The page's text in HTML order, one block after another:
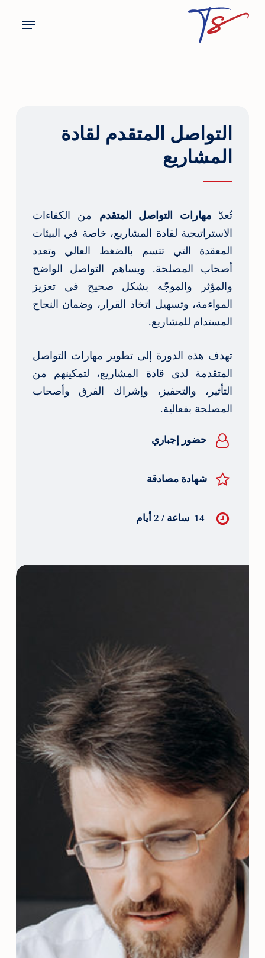
Menu
التواصل المتقدم لقادة
المشاريع
تُعدّ مهارات التواصل المتقدم من الكفاءات
الاستراتيجية لقادة المشاريع، خاصة في البيئات
المعقدة التي تتسم بالضغط العالي وتعدد
أصحاب المصلحة. ويساهم التواصل الواضح
والمؤثر والموجّه بشكل صحيح في تعزيز
المواءمة، وتسهيل اتخاذ القرار، وضمان النجاح
المستدام للمشاريع.
تهدف هذه الدورة إلى تطوير مهارات التواصل
المتقدمة لدى قادة المشاريع، لتمكينهم من
التأثير، والتحفيز، وإشراك الفرق وأصحاب
المصلحة بفعالية.
حضور إجباري
شهادة مصادقة